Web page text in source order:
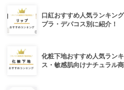
口紅おすすめ人気ランキン
プラ・デパコス別に紹介！
化粧下地おすすめ人気ラン
ス・敏感肌向けナチュラル